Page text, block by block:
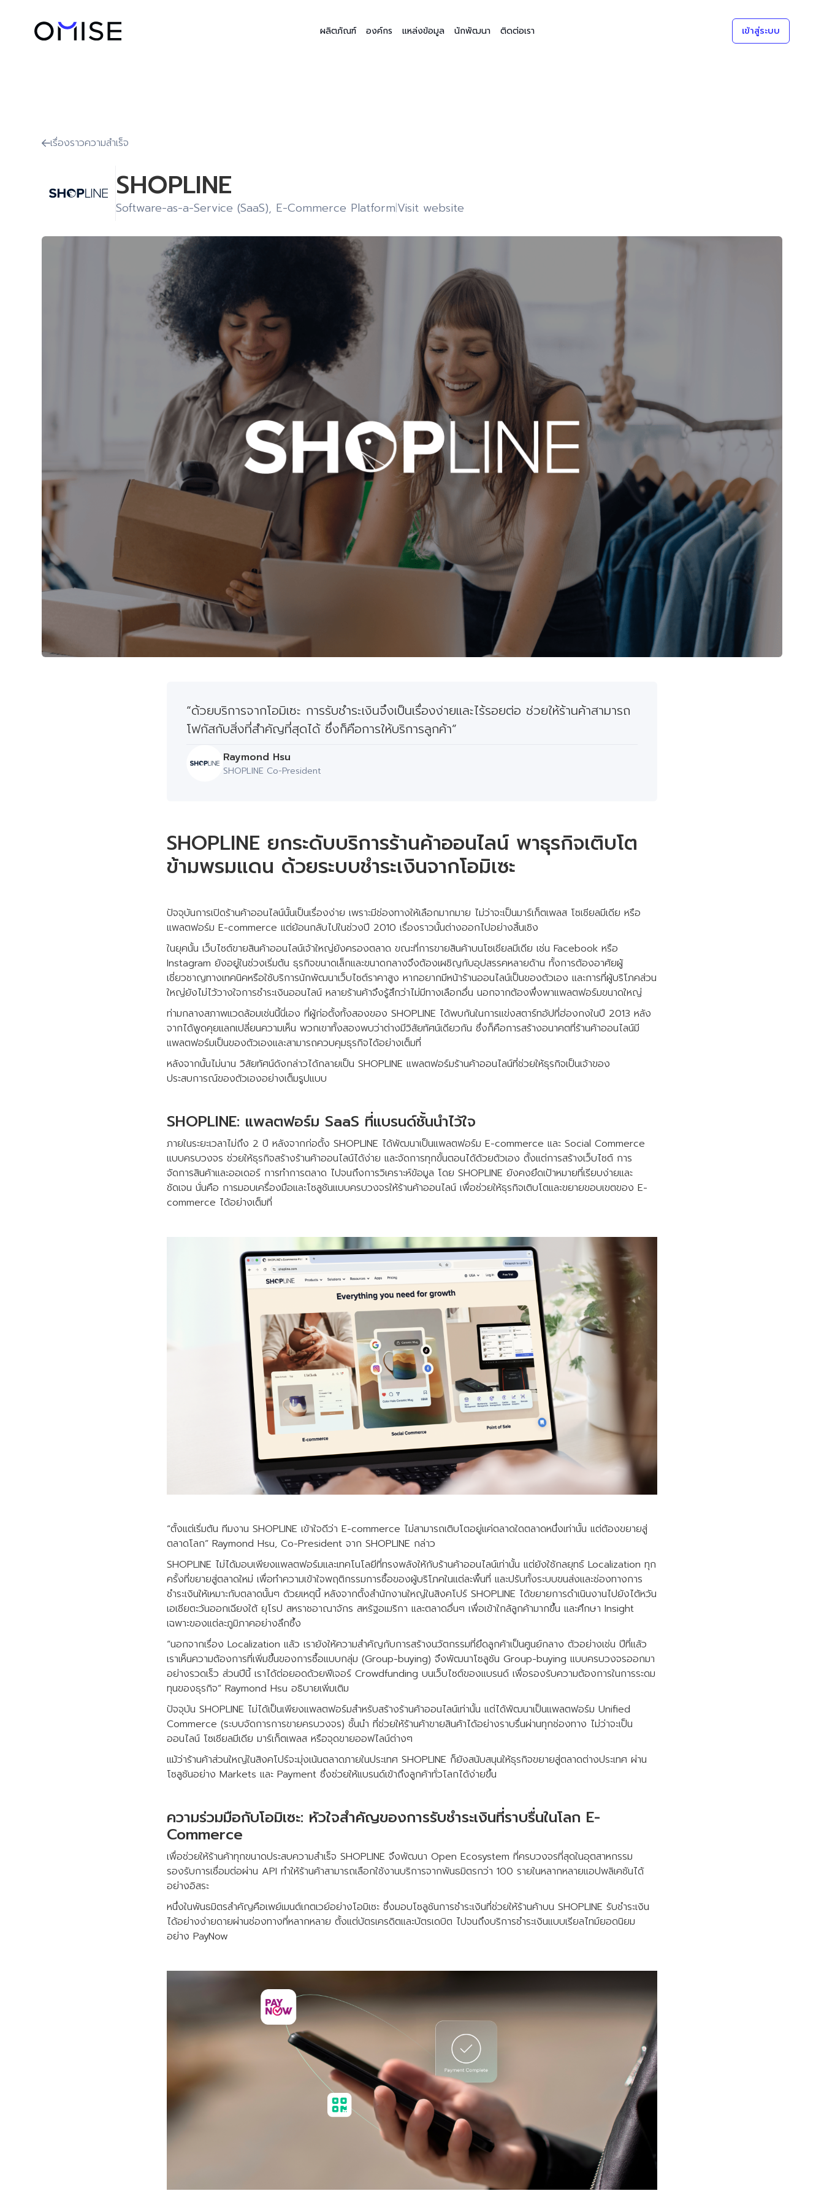
ผลิตภัณฑ์ องค์กร แหล่งข้อมูล นักพัฒนา ติดต่อเรา เข้าสู่ระบบ
เรื่องราวความสำเร็จ
SHOPLINE
Software-as-a-Service (SaaS), E-Commerce Platform|Visit website
“ด้วยบริการจากโอมิเซะ การรับชำระเงินจึงเป็นเรื่องง่ายและไร้รอยต่อ ช่วยให้ร้านค้าสามารถ
โฟกัสกับสิ่งที่สำคัญที่สุดได้ ซึ่งก็คือการให้บริการลูกค้า”
Raymond Hsu
SHOPLINE Co-President
SHOPLINE ยกระดับบริการร้านค้าออนไลน์ พาธุรกิจเติบโต
ข้ามพรมแดน ด้วยระบบชำระเงินจากโอมิเซะ
ปัจจุบันการเปิดร้านค้าออนไลน์นั้นเป็นเรื่องง่าย เพราะมีช่องทางให้เลือกมากมาย ไม่ว่าจะเป็นมาร์เก็ตเพลส โซเชียลมีเดีย หรือ
แพลตฟอร์ม E-commerce แต่ย้อนกลับไปในช่วงปี 2010 เรื่องราวนั้นต่างออกไปอย่างสิ้นเชิง
ในยุคนั้น เว็บไซต์ขายสินค้าออนไลน์เจ้าใหญ่ยังครองตลาด ขณะที่การขายสินค้าบนโซเชียลมีเดีย เช่น Facebook หรือ
Instagram ยังอยู่ในช่วงเริ่มต้น ธุรกิจขนาดเล็กและขนาดกลางจึงต้องเผชิญกับอุปสรรคหลายด้าน ทั้งการต้องอาศัยผู้
เชี่ยวชาญทางเทคนิคหรือใช้บริการนักพัฒนาเว็บไซต์ราคาสูง หากอยากมีหน้าร้านออนไลน์เป็นของตัวเอง และการที่ผู้บริโภคส่วน
ใหญ่ยังไม่ไว้วางใจการชำระเงินออนไลน์ หลายร้านค้าจึงรู้สึกว่าไม่มีทางเลือกอื่น นอกจากต้องพึ่งพาแพลตฟอร์มขนาดใหญ่
ท่ามกลางสภาพแวดล้อมเช่นนี้นี่เอง ที่ผู้ก่อตั้งทั้งสองของ SHOPLINE ได้พบกันในการแข่งสตาร์ทอัปที่ฮ่องกงในปี 2013 หลัง
จากได้พูดคุยแลกเปลี่ยนความเห็น พวกเขาทั้งสองพบว่าต่างมีวิสัยทัศน์เดียวกัน ซึ่งก็คือการสร้างอนาคตที่ร้านค้าออนไลน์มี
แพลตฟอร์มเป็นของตัวเองและสามารถควบคุมธุรกิจได้อย่างเต็มที่
หลังจากนั้นไม่นาน วิสัยทัศน์ดังกล่าวได้กลายเป็น SHOPLINE แพลตฟอร์มร้านค้าออนไลน์ที่ช่วยให้ธุรกิจเป็นเจ้าของ
ประสบการณ์ของตัวเองอย่างเต็มรูปแบบ
SHOPLINE: แพลตฟอร์ม SaaS ที่แบรนด์ชั้นนำไว้ใจ
ภายในระยะเวลาไม่ถึง 2 ปี หลังจากก่อตั้ง SHOPLINE ได้พัฒนาเป็นแพลตฟอร์ม E-commerce และ Social Commerce
แบบครบวงจร ช่วยให้ธุรกิจสร้างร้านค้าออนไลน์ได้ง่าย และจัดการทุกขั้นตอนได้ด้วยตัวเอง ตั้งแต่การสร้างเว็บไซต์ การ
จัดการสินค้าและออเดอร์ การทำการตลาด ไปจนถึงการวิเคราะห์ข้อมูล โดย SHOPLINE ยังคงยึดเป้าหมายที่เรียบง่ายและ
ชัดเจน นั่นคือ การมอบเครื่องมือและโซลูชันแบบครบวงจรให้ร้านค้าออนไลน์ เพื่อช่วยให้ธุรกิจเติบโตและขยายขอบเขตของ E-
commerce ได้อย่างเต็มที่
“ตั้งแต่เริ่มต้น ทีมงาน SHOPLINE เข้าใจดีว่า E-commerce ไม่สามารถเติบโตอยู่แค่ตลาดใดตลาดหนึ่งเท่านั้น แต่ต้องขยายสู่
ตลาดโลก” Raymond Hsu, Co-President จาก SHOPLINE กล่าว
SHOPLINE ไม่ได้มอบเพียงแพลตฟอร์มและเทคโนโลยีที่ทรงพลังให้กับร้านค้าออนไลน์เท่านั้น แต่ยังใช้กลยุทธ์ Localization ทุก
ครั้งที่ขยายสู่ตลาดใหม่ เพื่อทำความเข้าใจพฤติกรรมการซื้อของผู้บริโภคในแต่ละพื้นที่ และปรับทั้งระบบขนส่งและช่องทางการ
ชำระเงินให้เหมาะกับตลาดนั้นๆ ด้วยเหตุนี้ หลังจากตั้งสำนักงานใหญ่ในสิงคโปร์ SHOPLINE ได้ขยายการดำเนินงานไปยังไต้หวัน
เอเชียตะวันออกเฉียงใต้ ยุโรป สหราชอาณาจักร สหรัฐอเมริกา และตลาดอื่นๆ เพื่อเข้าใกล้ลูกค้ามากขึ้น และศึกษา Insight
เฉพาะของแต่ละภูมิภาคอย่างลึกซึ้ง
“นอกจากเรื่อง Localization แล้ว เรายังให้ความสำคัญกับการสร้างนวัตกรรมที่ยึดลูกค้าเป็นศูนย์กลาง ตัวอย่างเช่น ปีที่แล้ว
เราเห็นความต้องการที่เพิ่มขึ้นของการซื้อแบบกลุ่ม (Group-buying) จึงพัฒนาโซลูชัน Group-buying แบบครบวงจรออกมา
อย่างรวดเร็ว ส่วนปีนี้ เราได้ต่อยอดด้วยฟีเจอร์ Crowdfunding บนเว็บไซต์ของแบรนด์ เพื่อรองรับความต้องการในการระดม
ทุนของธุรกิจ” Raymond Hsu อธิบายเพิ่มเติม
ปัจจุบัน SHOPLINE ไม่ได้เป็นเพียงแพลตฟอร์มสำหรับสร้างร้านค้าออนไลน์เท่านั้น แต่ได้พัฒนาเป็นแพลตฟอร์ม Unified
Commerce (ระบบจัดการการขายครบวงจร) ชั้นนำ ที่ช่วยให้ร้านค้าขายสินค้าได้อย่างราบรื่นผ่านทุกช่องทาง ไม่ว่าจะเป็น
ออนไลน์ โซเชียลมีเดีย มาร์เก็ตเพลส หรือจุดขายออฟไลน์ต่างๆ
แม้ว่าร้านค้าส่วนใหญ่ในสิงคโปร์จะมุ่งเน้นตลาดภายในประเทศ SHOPLINE ก็ยังสนับสนุนให้ธุรกิจขยายสู่ตลาดต่างประเทศ ผ่าน
โซลูชันอย่าง Markets และ Payment ซึ่งช่วยให้แบรนด์เข้าถึงลูกค้าทั่วโลกได้ง่ายขึ้น
ความร่วมมือกับโอมิเซะ: หัวใจสำคัญของการรับชำระเงินที่ราบรื่นในโลก E-
Commerce
เพื่อช่วยให้ร้านค้าทุกขนาดประสบความสำเร็จ SHOPLINE จึงพัฒนา Open Ecosystem ที่ครบวงจรที่สุดในอุตสาหกรรม
รองรับการเชื่อมต่อผ่าน API ทำให้ร้านค้าสามารถเลือกใช้งานบริการจากพันธมิตรกว่า 100 รายในหลากหลายแอปพลิเคชันได้
อย่างอิสระ
หนึ่งในพันธมิตรสำคัญคือเพย์เมนต์เกตเวย์อย่างโอมิเซะ ซึ่งมอบโซลูชันการชำระเงินที่ช่วยให้ร้านค้าบน SHOPLINE รับชำระเงิน
ได้อย่างง่ายดายผ่านช่องทางที่หลากหลาย ตั้งแต่บัตรเครดิตและบัตรเดบิต ไปจนถึงบริการชำระเงินแบบเรียลไทม์ยอดนิยม
อย่าง PayNow